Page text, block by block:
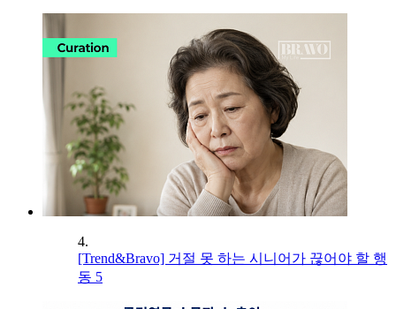
4.
[Trend&Bravo] 거절 못 하는 시니어가 끊어야 할 행
동 5